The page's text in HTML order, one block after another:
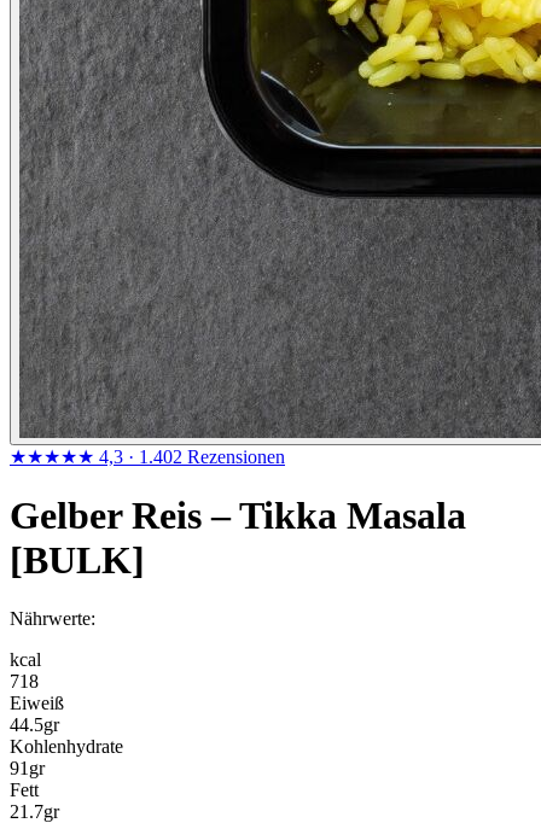
★★★★★ 4,3 · 1.402 Rezensionen
Gelber Reis – Tikka Masala
[BULK]
Nährwerte:
kcal
718
Eiweiß
44.5gr
Kohlenhydrate
91 gr
Fett
21.7gr